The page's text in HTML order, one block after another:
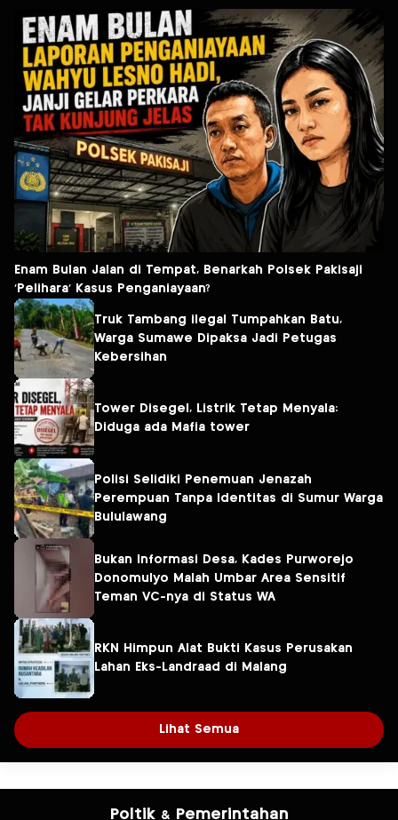
Enam Bulan Jalan di Tempat, Benarkah Polsek Pakisaji
‘Pelihara’ Kasus Penganiayaan?
Truk Tambang ilegal Tumpahkan Batu,
Warga Sumawe Dipaksa Jadi Petugas
Kebersihan
Tower Disegel, Listrik Tetap Menyala:
Diduga ada Mafia tower
Polisi Selidiki Penemuan Jenazah
Perempuan Tanpa Identitas di Sumur Warga
Bululawang
Bukan Informasi Desa, Kades Purworejo
Donomulyo Malah Umbar Area Sensitif
Teman VC-nya di Status WA
RKN Himpun Alat Bukti Kasus Perusakan
Lahan Eks-Landraad di Malang
Lihat Semua
Poltik & Pemerintahan